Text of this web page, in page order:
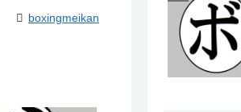
boxingmeikan